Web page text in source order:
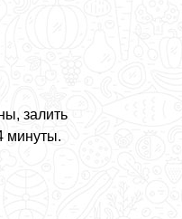
залить
минуты.